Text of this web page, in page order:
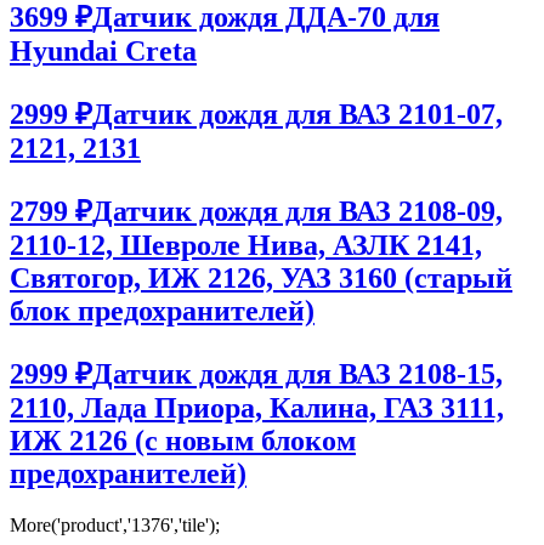
3699 ₽Датчик дождя ДДА-70 для
Hyundai Creta
2999 ₽Датчик дождя для ВАЗ 2101-07,
2121, 2131
2799 ₽Датчик дождя для ВАЗ 2108-09,
2110-12, Шевроле Нива, АЗЛК 2141,
Святогор, ИЖ 2126, УАЗ 3160 (старый
блок предохранителей)
2999 ₽Датчик дождя для ВАЗ 2108-15,
2110, Лада Приора, Калина, ГАЗ 3111,
ИЖ 2126 (с новым блоком
предохранителей)
More('product','1376','tile');